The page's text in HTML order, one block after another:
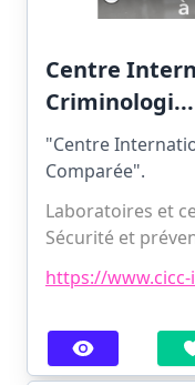
Centre
Criminologi...
"Centre
Comparée".
Laboratoires et
Sécurité et
https://